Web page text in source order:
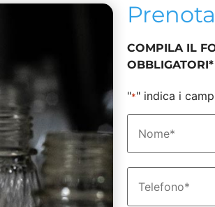
Prenota
COMPILA IL
OBBLIGATORI*
"*" indica i